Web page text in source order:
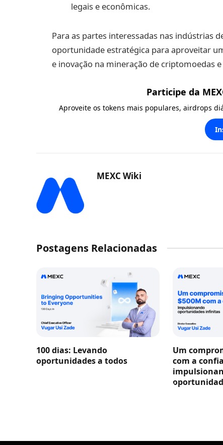
legais e econômicas.
Para as partes interessadas nas indústrias
oportunidade estratégica para aproveitar
e inovação na mineração de criptomoedas
Participe da
Aproveite os tokens mais populares, airdrops
MEXC Wiki
Postagens Relacionadas
100 dias: Levando
oportunidades a todos
Um
com a